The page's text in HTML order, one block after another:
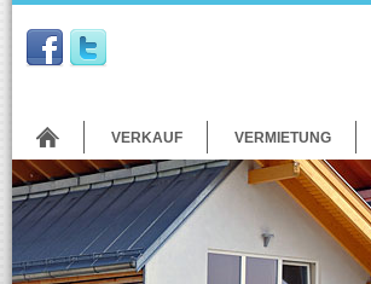
VERKAUF VERMIETUNG